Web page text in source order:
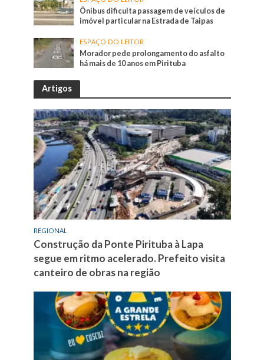
Ônibus dificulta passagem de veículos de
imóvel particular na Estrada de Taipas
ESPAÇO DO LEITOR
Morador pede prolongamento do asfalto
há mais de 10 anos em Pirituba
Artigos
REGIONAL
Construção da Ponte Pirituba à Lapa
segue em ritmo acelerado. Prefeito visita
canteiro de obras na região